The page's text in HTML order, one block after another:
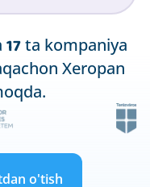
17ta kompaniya
Xeropan
o'tish